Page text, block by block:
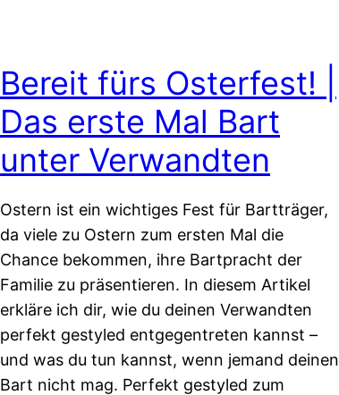
Bereit fürs Osterfest! |
Das erste Mal Bart
unter Verwandten
Ostern ist ein wichtiges Fest für Bartträger,
da viele zu Ostern zum ersten Mal die
Chance bekommen, ihre Bartpracht der
Familie zu präsentieren. In diesem Artikel
erkläre ich dir, wie du deinen Verwandten
perfekt gestyled entgegentreten kannst –
und was du tun kannst, wenn jemand deinen
Bart nicht mag. Perfekt gestyled zum